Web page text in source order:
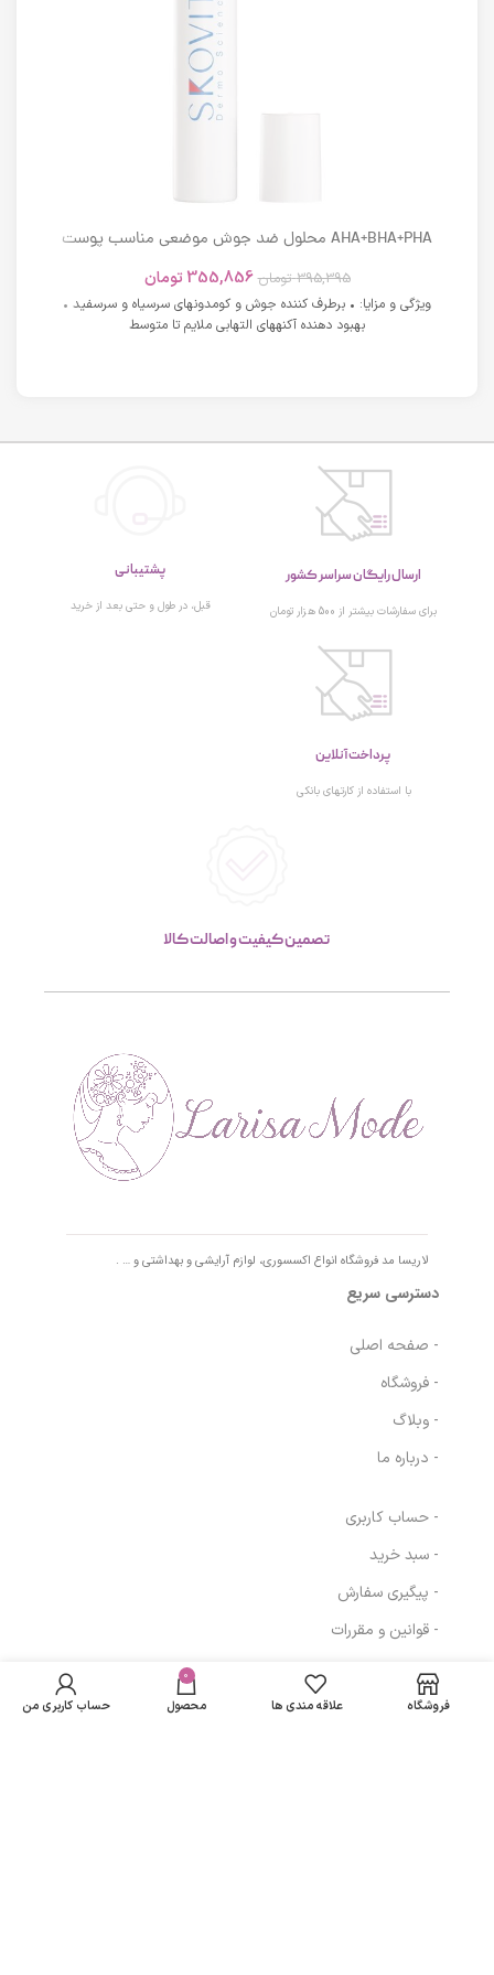
AHA+BHA+PHA محلول ضد جوش موضعی مناسب پوست
395,395 تومان 355,856 تومان
ویژگی و مزایا: • برطرف کننده جوش و کومدونهای سرسیاه و سرسفید •
بهبود دهنده آکنههای التهابی ملایم تا متوسط
ارسال رایگان سراسر کشور
برای سفارشات بیشتر از 500 هزار تومان
پشتیبانی
قبل، در طول و حتی بعد از خرید
پرداخت آنلاین
با استفاده از کارتهای بانکی
تصمین کیفیت و اصالت کالا
لاریسا مد فروشگاه انواع اکسسوری، لوازم آرایشی و بهداشتی و … .
دسترسی سریع
- صفحه اصلی
- فروشگاه
- وبلاگ
- درباره ما
- حساب کاربری
- سبد خرید
- پیگیری سفارش
- قوانین و مقررات
مسیرهای ارتباطی
شامپو متعادل
پوست سر چرب)
حجم 250 میلی
348,750 تومان
باشد فروشگاه علاقه مندی ها
0
محصول حساب کاربری من